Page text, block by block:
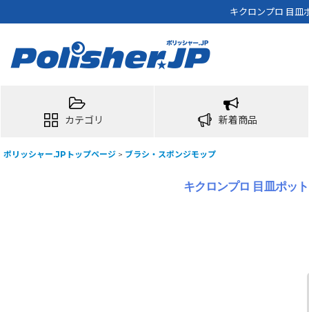
キクロンプロ 目皿
カテゴリ 新着商品
ポリッシャー.JPトップページ > ブラシ・スポンジモップ
キクロンプロ 目皿ポッ